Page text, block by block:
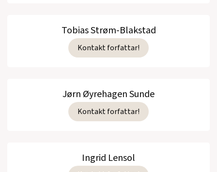
Tobias Strøm-Blakstad
Kontakt forfattar!
Jørn Øyrehagen Sunde
Kontakt forfattar!
Ingrid Lensol